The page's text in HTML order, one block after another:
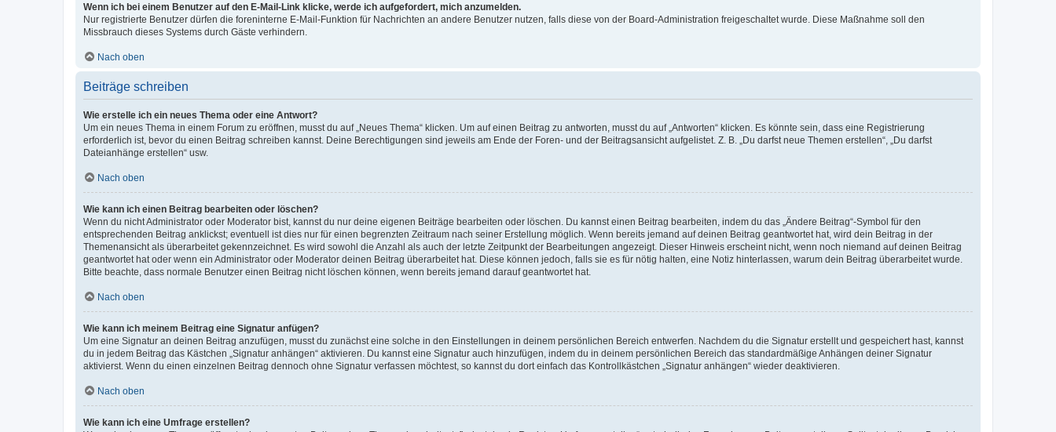
Wenn ich bei einem Benutzer auf den E-Mail-Link klicke, werde ich aufgefordert, mich anzumelden.
Nur registrierte Benutzer dürfen die foreninterne E-Mail-Funktion für Nachrichten an andere Benutzer nutzen, falls diese von der Board-Administration freigeschaltet wurde. Diese Maßnahme soll den
Missbrauch dieses Systems durch Gäste verhindern.
Nach oben
Beiträge schreiben
Wie erstelle ich ein neues Thema oder eine Antwort?
Um ein neues Thema in einem Forum zu eröffnen, musst du auf „Neues Thema“ klicken. Um auf einen Beitrag zu antworten, musst du auf „Antworten“ klicken. Es könnte sein, dass eine Registrierung
erforderlich ist, bevor du einen Beitrag schreiben kannst. Deine Berechtigungen sind jeweils am Ende der Foren- und der Beitragsansicht aufgelistet. Z. B. „Du darfst neue Themen erstellen“, „Du darfst
Dateianhänge erstellen“ usw.
Nach oben
Wie kann ich einen Beitrag bearbeiten oder löschen?
Wenn du nicht Administrator oder Moderator bist, kannst du nur deine eigenen Beiträge bearbeiten oder löschen. Du kannst einen Beitrag bearbeiten, indem du das „Ändere Beitrag“-Symbol für den
entsprechenden Beitrag anklickst; eventuell ist dies nur für einen begrenzten Zeitraum nach seiner Erstellung möglich. Wenn bereits jemand auf deinen Beitrag geantwortet hat, wird dein Beitrag in der
Themenansicht als überarbeitet gekennzeichnet. Es wird sowohl die Anzahl als auch der letzte Zeitpunkt der Bearbeitungen angezeigt. Dieser Hinweis erscheint nicht, wenn noch niemand auf deinen Beitrag
geantwortet hat oder wenn ein Administrator oder Moderator deinen Beitrag überarbeitet hat. Diese können jedoch, falls sie es für nötig halten, eine Notiz hinterlassen, warum dein Beitrag überarbeitet wurde.
Bitte beachte, dass normale Benutzer einen Beitrag nicht löschen können, wenn bereits jemand darauf geantwortet hat.
Nach oben
Wie kann ich meinem Beitrag eine Signatur anfügen?
Um eine Signatur an deinen Beitrag anzufügen, musst du zunächst eine solche in den Einstellungen in deinem persönlichen Bereich entwerfen. Nachdem du die Signatur erstellt und gespeichert hast, kannst
du in jedem Beitrag das Kästchen „Signatur anhängen“ aktivieren. Du kannst eine Signatur auch hinzufügen, indem du in deinem persönlichen Bereich das standardmäßige Anhängen deiner Signatur
aktivierst. Wenn du einen einzelnen Beitrag dennoch ohne Signatur verfassen möchtest, so kannst du dort einfach das Kontrollkästchen „Signatur anhängen“ wieder deaktivieren.
Nach oben
Wie kann ich eine Umfrage erstellen?